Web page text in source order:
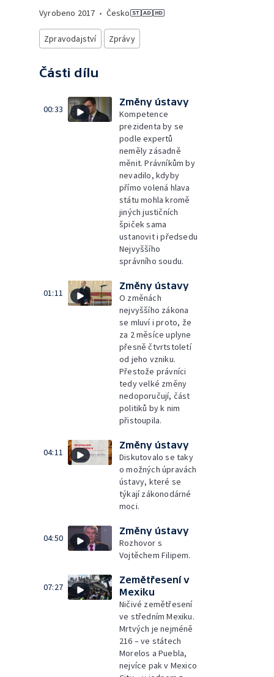
Vyrobeno 2017 • Česko
Zpravodajství Zprávy
Části dílu
00:33
Změny ústavy
Kompetence
prezidenta by se
podle expertů
neměly zásadně
měnit. Právníkům by
nevadilo, kdyby
přímo volená hlava
státu mohla kromě
jiných justičních
špiček sama
ustanovit i předsedu
Nejvyššího
správního soudu.
01:11
Změny ústavy
O změnách
nejvyššího zákona
se mluví i proto, že
za 2 měsíce uplyne
přesně čtvrtstoletí
od jeho vzniku.
Přestože právníci
tedy velké změny
nedoporučují, část
politiků by k nim
přistoupila.
04:11
Změny ústavy
Diskutovalo se taky
o možných úpravách
ústavy, které se
týkají zákonodárné
moci.
04:50
Změny ústavy
Rozhovor s
Vojtěchem Filipem.
07:27
Zemětřesení v
Mexiku
Ničivé zemětřesení
ve středním Mexiku.
Mrtvých je nejméně
216 – ve státech
Morelos a Puebla,
nejvíce pak v Mexico